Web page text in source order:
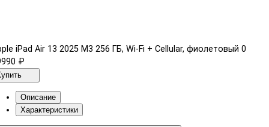
iPad Air 13 2025 M3 256 ГБ, Wi-Fi + Cellular, фиолетовый 0
₽
Описание
Характеристики